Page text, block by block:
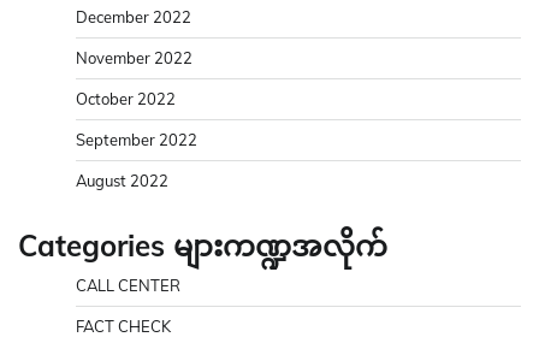
December 2022
November 2022
October 2022
September 2022
August 2022
Categories များကဏ္ဍအလိုက်
CALL CENTER
FACT CHECK